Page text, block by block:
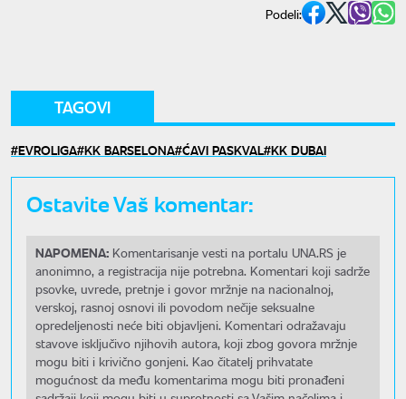
Podeli:
TAGOVI
EVROLIGA KK BARSELONA ĆAVI PASKVAL KK DUBAI
Ostavite Vaš komentar:
NAPOMENA: Komentarisanje vesti na portalu UNA.RS je
anonimno, a registracija nije potrebna. Komentari koji sadrže
psovke, uvrede, pretnje i govor mržnje na nacionalnoj,
verskoj, rasnoj osnovi ili povodom nečije seksualne
opredeljenosti neće biti objavljeni. Komentari odražavaju
stavove isključivo njihovih autora, koji zbog govora mržnje
mogu biti i krivično gonjeni. Kao čitatelj prihvatate
mogućnost da među komentarima mogu biti pronađeni